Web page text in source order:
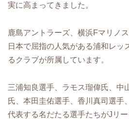
実に高まってきました。
鹿島アントラーズ、横浜Fマリノ
日本で屈指の人気がある浦和レッ
るクラブが所属しています。
三浦知良選手、ラモス瑠偉氏、中
氏、本田圭佑選手、香川真司選手
代表する名だたる選手たちがJリ